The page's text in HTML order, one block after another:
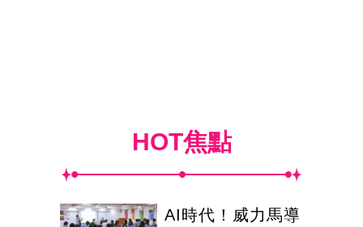
HOT焦點
AI時代！威力馬導